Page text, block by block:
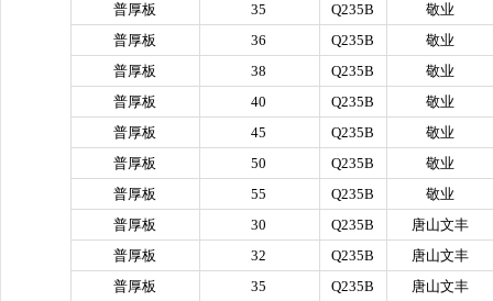
普厚板
35 Q235B
敬业
普厚板
36 Q235B
敬业
普厚板
38 Q235B
敬业
普厚板
40 Q235B
敬业
普厚板
45 Q235B
敬业
普厚板
50 Q235B
敬业
普厚板
55 Q235B
敬业
普厚板
30 Q235B
唐山文丰
普厚板
32 Q235B
唐山文丰
普厚板
35 Q235B
唐山文丰